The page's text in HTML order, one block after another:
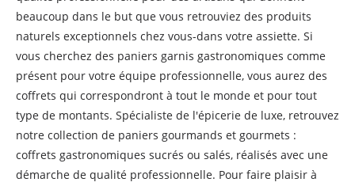
beaucoup dans le but que vous retrouviez des produits
naturels exceptionnels chez vous-dans votre assiette. Si
vous cherchez des paniers garnis gastronomiques comme
présent pour votre équipe professionnelle, vous aurez des
coffrets qui correspondront à tout le monde et pour tout
type de montants. Spécialiste de l'épicerie de luxe, retrouvez
notre collection de paniers gourmands et gourmets :
coffrets gastronomiques sucrés ou salés, réalisés avec une
démarche de qualité professionnelle. Pour faire plaisir à